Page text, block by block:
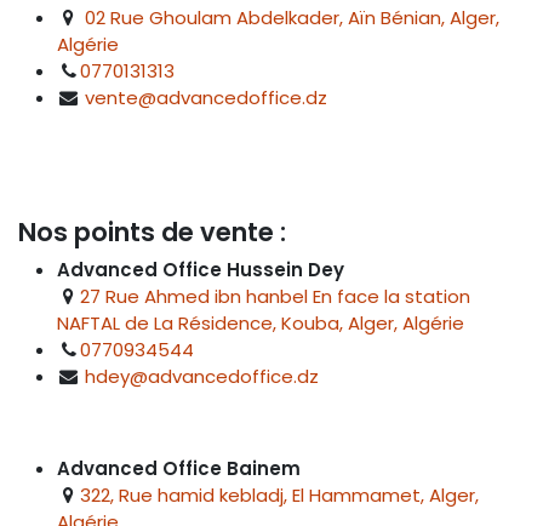
02 Rue Ghoulam Abdelkader, Aïn Bénian, Alger,
Algérie
0770131313
vente@advancedoffice.dz
Nos points de vente :
Advanced Office Hussein Dey
27 Rue Ahmed ibn hanbel En face la station
NAFTAL de La Résidence, Kouba, Alger, Algérie
0770934544
hdey@advancedoffice.dz
Advanced Office Bainem
322, Rue hamid kebladj, El Hammamet, Alger,